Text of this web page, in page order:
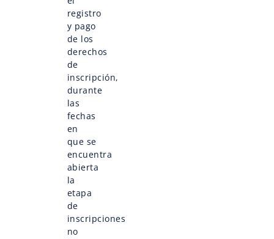
registro
y pago
de los
derechos
de
inscripción,
durante
las
fechas
en
que se
encuentra
abierta
la
etapa
de
inscripciones
no